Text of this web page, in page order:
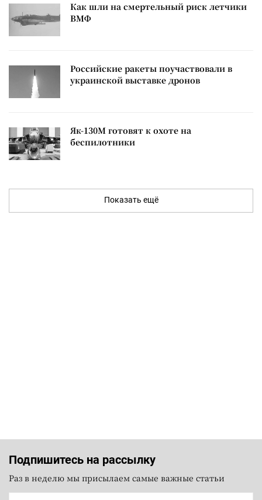
Как шли на смертельный риск летчики
ВМФ
Российские ракеты поучаствовали в
украинской выставке дронов
Як-130М готовят к охоте на
беспилотники
Показать ещё
Подпишитесь на рассылку
Раз в неделю мы присылаем самые важные статьи